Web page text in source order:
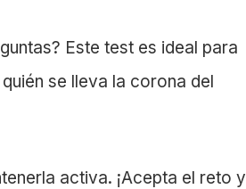
Este test es ideal para
se lleva la corona del
activa. ¡Acepta el reto y